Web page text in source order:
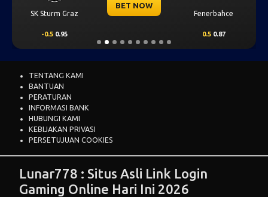
SK Sturm Graz
BET NOW
Fenerbahce
-0.5 0.95 0.5 0.87
TENTANG KAMI
BANTUAN
PERATURAN
INFORMASI BANK
HUBUNGI KAMI
KEBIJAKAN PRIVASI
PERSETUJUAN COOKIES
Lunar778 : Situs Asli Link Login
Gaming Online Hari Ini 2026